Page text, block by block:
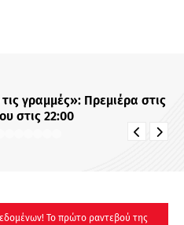
γραμμές»: Πρεμιέρα στις
στις 22:00
Το πρώτο ραντεβού της